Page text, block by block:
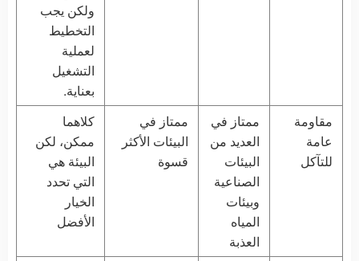
ولكن يجب
التخطيط
لعملية
التشغيل
بعناية.
مقاومة
عامة
للتآكل
ممتاز في
العديد من
البيئات
الصناعية
وبيئات
المياه
العذبة
ممتاز في
البيئات الأكثر
قسوة
كلاهما
ممكن، لكن
البيئة هي
التي تحدد
الخيار
الأفضل